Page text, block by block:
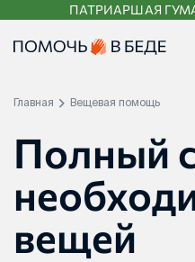
контенту
ПАТРИАРШАЯ
Главная Вещевая помощь
Полный
вещей